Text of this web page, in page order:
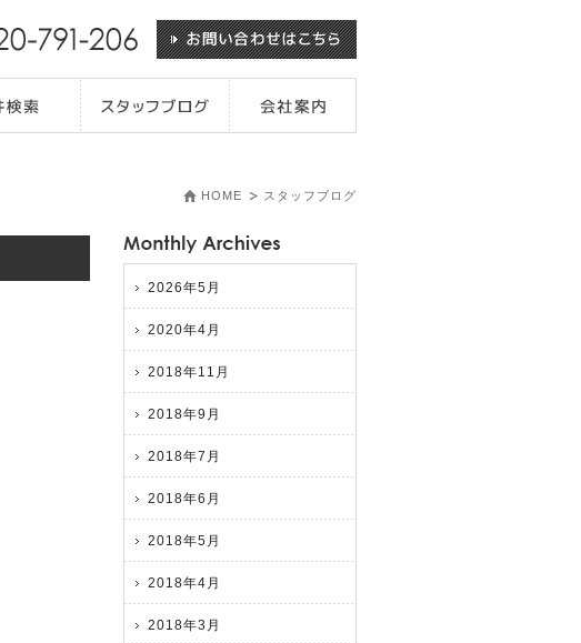
HOME スタッフブログ
2026年5月
2020年4月
2018年11月
2018年9月
2018年7月
2018年6月
2018年5月
2018年4月
2018年3月